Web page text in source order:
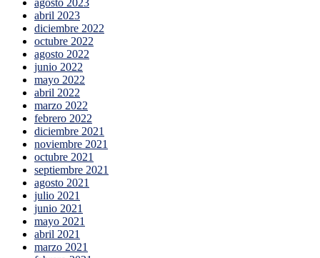
agosto 2023
abril 2023
diciembre 2022
octubre 2022
agosto 2022
junio 2022
mayo 2022
abril 2022
marzo 2022
febrero 2022
diciembre 2021
noviembre 2021
octubre 2021
septiembre 2021
agosto 2021
julio 2021
junio 2021
mayo 2021
abril 2021
marzo 2021